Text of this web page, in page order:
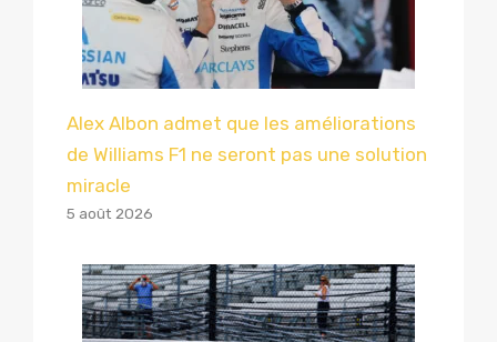
Alex Albon admet que les améliorations
de Williams F1 ne seront pas une solution
miracle
5 août 2026